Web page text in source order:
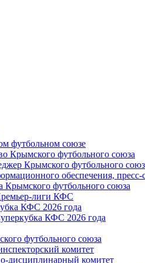
футбольном союзе
Крымского футбольного союза
Крымского футбольного
обеспечения, пресс-
Крымского футбольного союза
лиги КФС
КФС 2026 года
КФС 2026 года
футбольного союза
комитет
дисциплинарный комитет